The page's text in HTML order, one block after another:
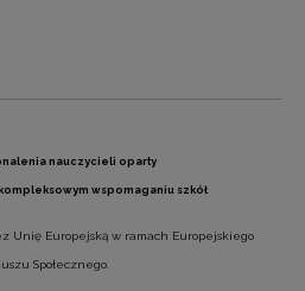
nauczycieli oparty
wspomaganiu szkół
Unię Europejską w ramach Europejskiego
Społecznego.